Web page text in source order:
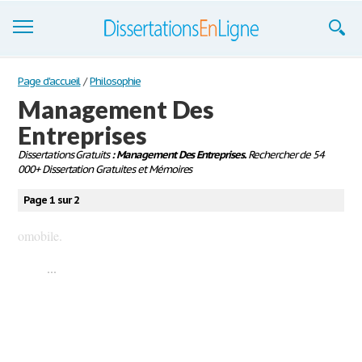
Dissertations
S'inscrire
Se connecter
Contactez-nous
Page d'accueil / Philosophie
Management Des
Entreprises
Dissertations Gratuits: Management Des Entreprises.Rechercher de 54
000+ Dissertation Gratuites et Mémoires
Page 1 sur 2
omobile.
...